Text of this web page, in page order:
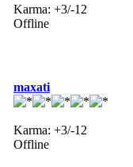
Karma: +3/-12
Offline
maxati
Karma: +3/-12
Offline